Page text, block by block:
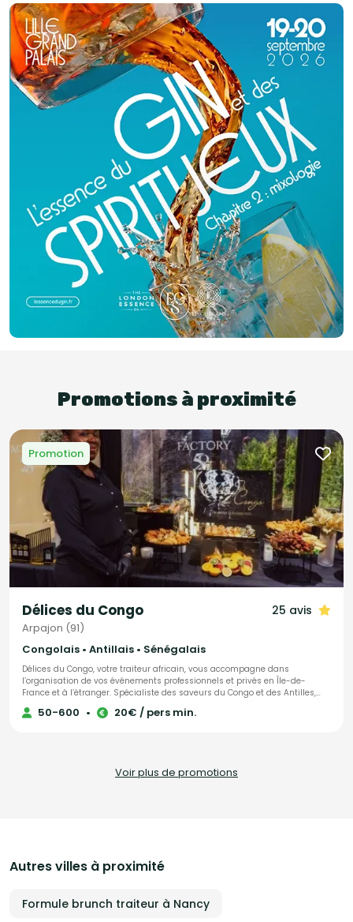
Belliard de Paris, elle a participé à la création de nombreux restaurants en
France et à l’étranger. De retour à Paris en 2012 Ange Hong-Lan ouvre le
premier Bistrot Vietnamien de la capitale. Découvrez une cuisine saine,
naturelle et exotique qui vous surprend par sa fraîcheur et vous offre une
explosion de saveurs en bouche. Aname vous propose un large choix de
mets adaptés selon votre budget et prend en compte toutes vos
demandes particulières. Un repas dont se souviendront tous vos convives
! Contactez nous pour un voyage dans le Sud-Est asiatique.
Promotions à proximité
Promotion
Délices du Congo 25 avis
Arpajon (91)
Congolais • Antillais • Sénégalais
Délices du Congo, votre traiteur africain, vous accompagne dans
l’organisation de vos événements professionnels et privés en Île-de-
France et à l’étranger. Spécialiste des saveurs du Congo et des Antilles,
nous mettons également à l’honneur les délices culinaires de toute
l’Afrique. Notre objectif : faire de votre projet une réussite totale, en vous
50-600 • 20€ / pers min.
Voir plus de promotions
Autres villes à proximité
Formule brunch traiteur à Nancy